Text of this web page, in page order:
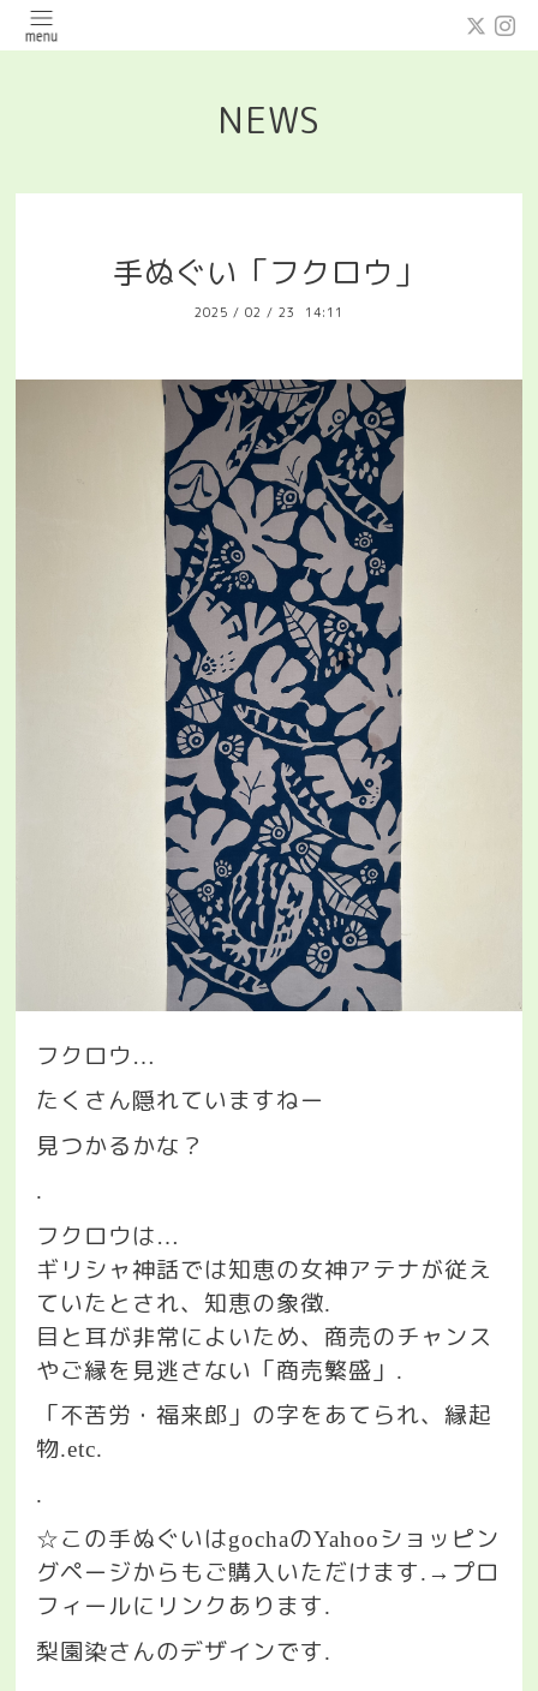
NEWS
手ぬぐい「フクロウ」
2025 / 02 / 23 14:11
フクロウ …
たくさん隠れていますねー
見つかるかな？
.
フクロウは…
ギリシャ神話では知恵の女神アテナが従え
ていたとされ、知恵の象徴.
目と耳が非常によいため、商売のチャンス
やご縁を見逃さない「商売繁盛」 .
「不苦労・福来郎」の字をあてられ、縁起
物.etc.
.
☆この手ぬぐいはgochaのYahooショッピン
グページからもご購入いただけます.→ プロ
フィールにリンクあります.
梨園染さんのデザインです.